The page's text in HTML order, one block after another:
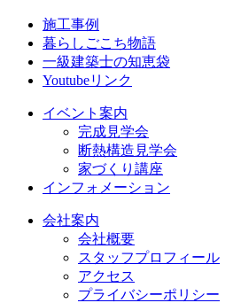
施工事例
暮らしごこち物語
一級建築士の知恵袋
Youtubeリンク
イベント案内
完成見学会
断熱構造見学会
家づくり講座
インフォメーション
会社案内
会社概要
スタッフプロフィール
アクセス
プライバシーポリシー